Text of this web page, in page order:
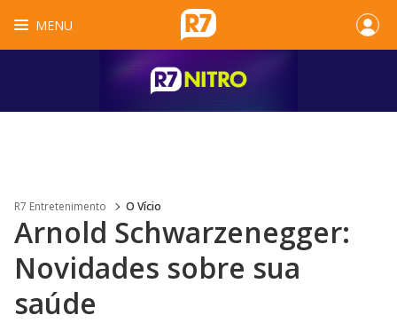
MENU
R7 Entretenimento O Vício
Arnold Schwarzenegger:
Novidades sobre sua
saúde